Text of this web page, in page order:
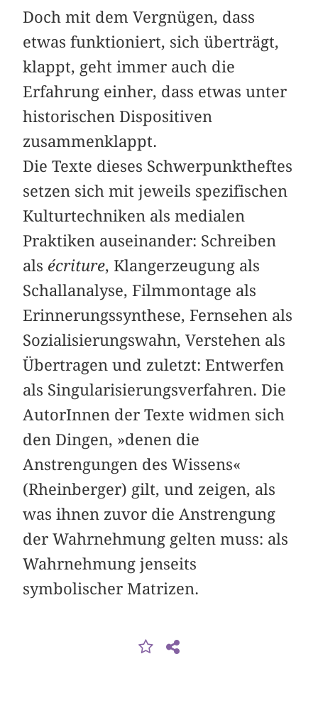
Doch mit dem Vergnügen, dass
etwas funktioniert, sich überträgt,
klappt, geht immer auch die
Erfahrung einher, dass etwas unter
historischen Dispositiven
zusammenklappt.
Die Texte dieses Schwerpunktheftes
setzen sich mit jeweils spezifischen
Kulturtechniken als medialen
Praktiken auseinander: Schreiben
als écriture, Klangerzeugung als
Schallanalyse, Filmmontage als
Erinnerungssynthese, Fernsehen als
Sozialisierungswahn, Verstehen als
Übertragen und zuletzt: Entwerfen
als Singularisierungsverfahren. Die
AutorInnen der Texte widmen sich
den Dingen, »denen die
Anstrengungen des Wissens«
(Rheinberger) gilt, und zeigen, als
was ihnen zuvor die Anstrengung
der Wahrnehmung gelten muss: als
Wahrnehmung jenseits
symbolischer Matrizen.